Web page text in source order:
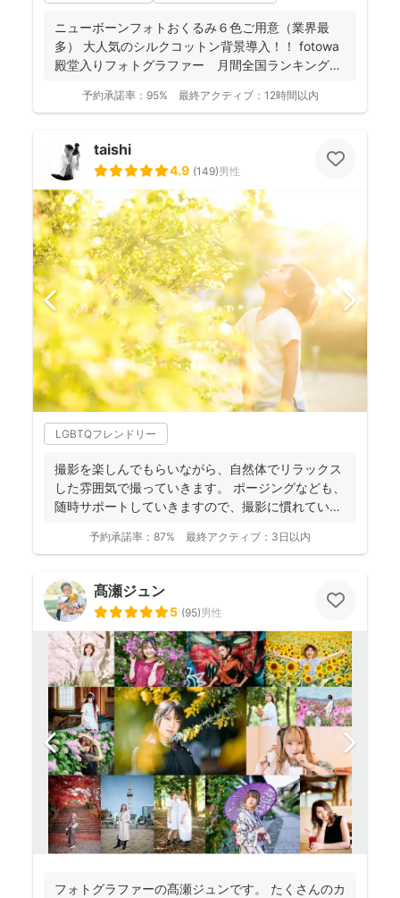
ニューボーンフォトおくるみ６色ご用意（業界最
多） 大人気のシルクコットン背景導入！！ fotowa
殿堂入りフォトグラファー 月間全国ランキング１
予約承諾率： 95% 最終アクティブ： 12時間以内
taishi
4.9 (149)男性
LGBTQフレンドリー
撮影を楽しんでもらいながら、自然体でリラックス
した雰囲気で撮っていきます。 ポージングなども、
随時サポートしていきますので、撮影に慣れていな
予約承諾率： 87% 最終アクティブ： 3日以内
髙瀬ジュン
5 (95)男性
フォトグラファーの髙瀬ジュンです。 たくさんのカ